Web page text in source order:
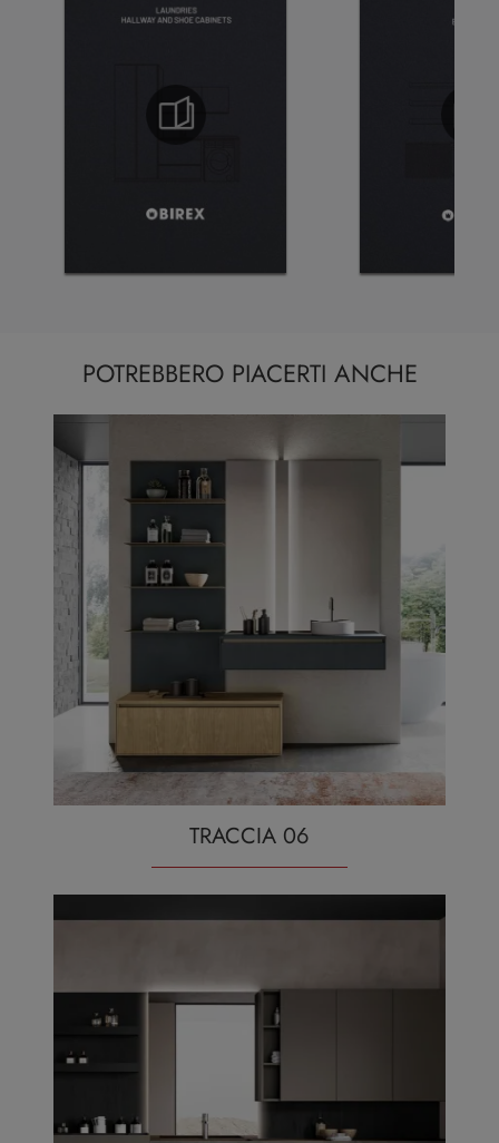
POTREBBERO PIACERTI ANCHE
TRACCIA 06